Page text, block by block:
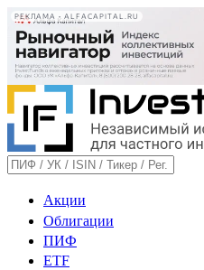
РЕКЛАМА • ALFACAPITAL.RU
Акции
Облигации
ПИФ
ETF